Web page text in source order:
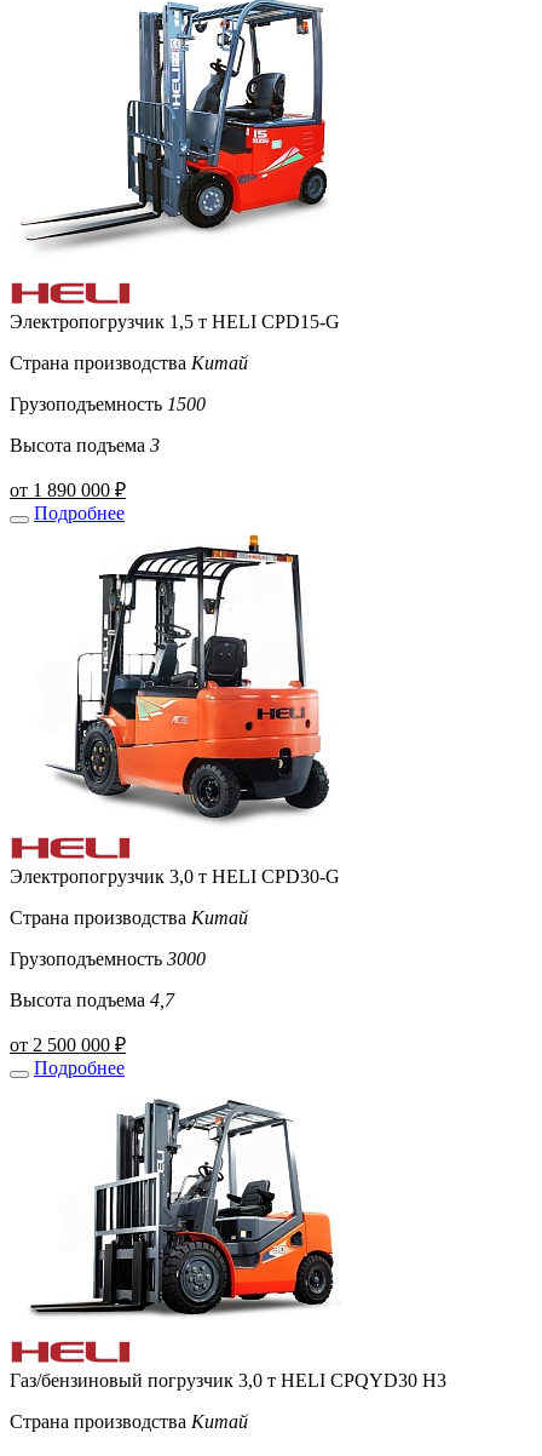
Электропогрузчик 1,5 т HELI CPD15-G
Страна производства Китай
Грузоподъемность 1500
Высота подъема 3
от 1 890 000 ₽
Подробнее
Электропогрузчик 3,0 т HELI CPD30-G
Страна производства Китай
Грузоподъемность 3000
Высота подъема 4,7
от 2 500 000 ₽
Подробнее
Газ/бензиновый погрузчик 3,0 т HELI CPQYD30 H3
Страна производства Китай